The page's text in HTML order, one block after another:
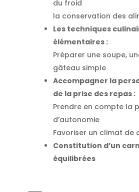
du froid
la conservation des
Les techniques
élémentaires :
Préparer une soupe,
gâteau simple
Accompagner la
de la prise des repas :
Prendre en compte la
d’autonomie
Favoriser un climat de
Constitution d’un
équilibrées